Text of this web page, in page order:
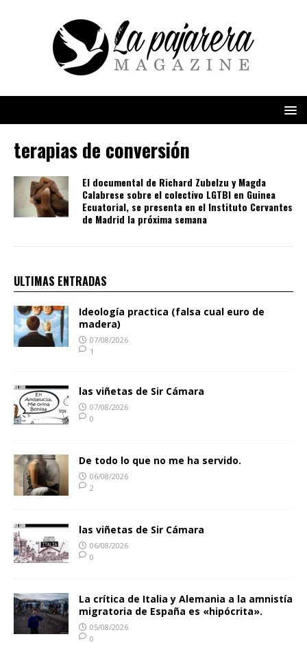
terapias de conversión
El documental de Richard Zubelzu y Magda
Calabrese sobre el colectivo LGTBI en Guinea
Ecuatorial, se presenta en el Instituto Cervantes
de Madrid la próxima semana
ULTIMAS ENTRADAS
Ideología practica (falsa cual euro de
madera)
07/08/2026
1
las viñetas de Sir Cámara
07/08/2026
0
De todo lo que no me ha servido.
06/08/2026
2
las viñetas de Sir Cámara
06/08/2026
0
La crítica de Italia y Alemania a la amnistía
migratoria de España es «hipócrita».
05/08/2026
0